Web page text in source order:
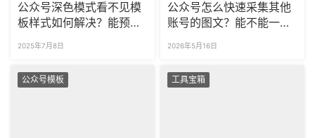
公众号深色模式看不见模
板样式如何解决？能预览
吗？
2025年7月8日
公众号怎么快速采集其他
账号的图文？能不能一次
2026年5月16日
公众号模板 工具宝箱